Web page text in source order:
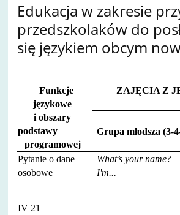
Edukacja w zakresie
przedszkolaków do
się językiem obcym
Funkcje
językowe
iobszary
podstawy
programowej
ZAJĘCIA Z
Grupa młodsza (3-
Pytanie o dane
osobowe
IV 21
What’s your name?
I'm...